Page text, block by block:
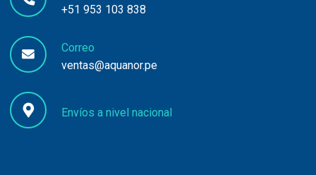
+51 953 103 838
Correo
ventas@aquanor.pe
Envíos a nivel nacional